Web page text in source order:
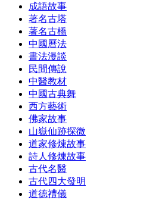
成語故事
著名古塔
著名古橋
中國曆法
書法漫談
民間傳說
中醫教材
中國古典舞
西方藝術
佛家故事
山嶽仙跡探微
道家修煉故事
詩人修煉故事
古代名醫
古代四大發明
道德禮儀